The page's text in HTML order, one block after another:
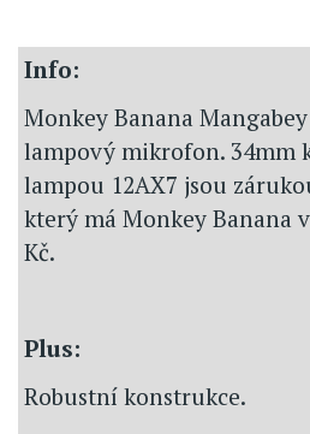
Info:
Monkey Banana
lampový mikrofon. 34mm
lampou 12AX7 jsou
který má Monkey Banana
Kč.
Plus:
Robustní konstrukce.